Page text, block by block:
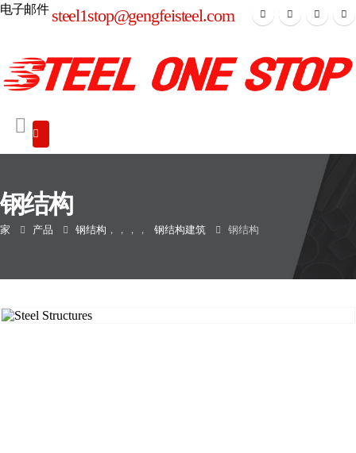
电子邮件 steel1stop@gengfeisteel.com
钢结构
家 产品 钢结构 ，，，， 钢结构建筑 钢结构